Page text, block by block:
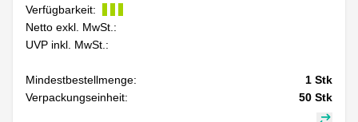
Verfügbarkeit:
Netto exkl. MwSt.:
UVP inkl. MwSt.:
Mindestbestellmenge: 1 Stk
Verpackungseinheit:
50 Stk